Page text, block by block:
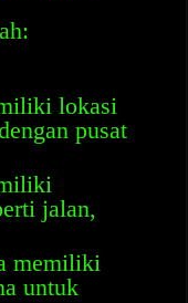
lokasi
pusat
jalan,
memiliki
untuk